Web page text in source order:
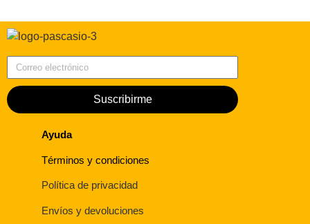
Suscribirme
Ayuda
Términos y condiciones
Política de privacidad
Envíos y devoluciones